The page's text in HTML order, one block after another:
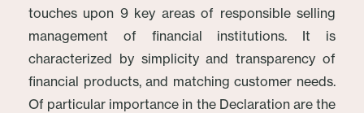
touches upon 9 key areas of responsible selling
management of financial institutions. It is
characterized by simplicity and transparency of
financial products, and matching customer needs.
Of particular importance in the Declaration are the